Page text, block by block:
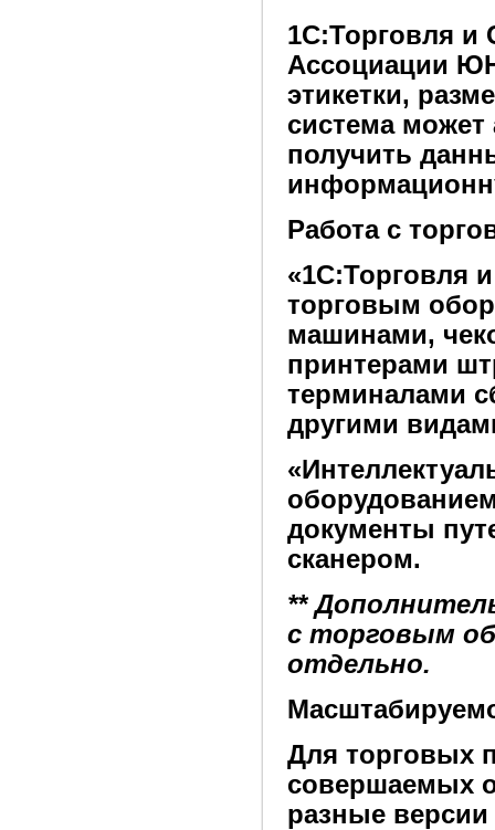
1С:Торговля и
Ассоциации
этикетки,
система
получить
Работа с
«1С:Торговля
торговым
машинами,
принтерами
терминалами
другими
документы
сканером.
**
с торговым
отдельно.
Для торговых
совершаемых
разные